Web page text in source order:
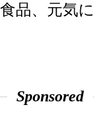
品、元気
Sponsored